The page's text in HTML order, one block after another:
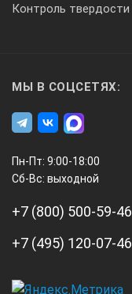
Контроль твердости
МЫ В СОЦСЕТЯХ:
Пн-Пт: 9:00-18:00
Сб-Вс: выходной
+7 (800) 500-59-46
+7 (495) 120-07-46